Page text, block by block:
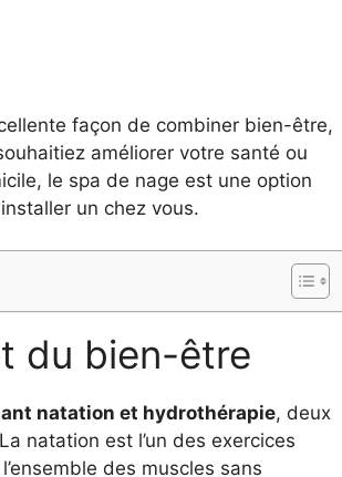
façon de combiner bien-être,
améliorer votre santé ou
le spa de nage est une option
un chez vous.
du bien-être
natation et hydrothérapie, deux
natation est l’un des exercices
des muscles sans